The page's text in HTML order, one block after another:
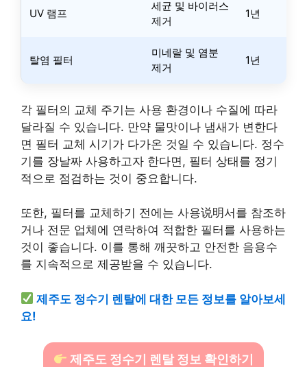
UV 램프
세균 및 바이러스
제거
1년
탈염 필터
미네랄 및 염분
제거
1년
각 필터의 교체 주기는 사용 환경이나 수질에 따라
달라질 수 있습니다. 만약 물맛이나 냄새가 변한다
면 필터 교체 시기가 다가온 것일 수 있습니다. 정수
기를 장날짜 사용하고자 한다면, 필터 상태를 정기
적으로 점검하는 것이 중요합니다.
또한, 필터를 교체하기 전에는 사용说明서를 참조하
거나 전문 업체에 연락하여 적합한 필터를 사용하는
것이 좋습니다. 이를 통해 깨끗하고 안전한 음용수
를 지속적으로 제공받을 수 있습니다.
제주도 정수기 렌탈에 대한 모든 정보를 알아보세
요!
제주도 정수기 렌탈 정보 확인하기